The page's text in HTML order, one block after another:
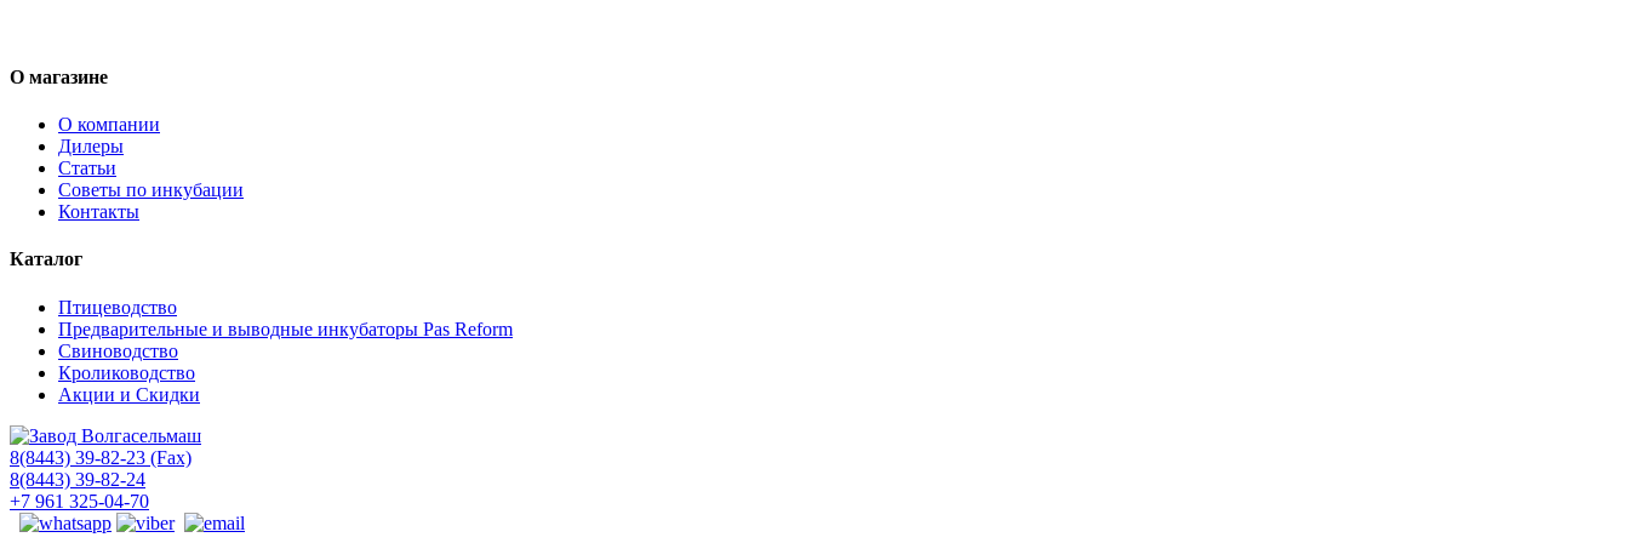
О магазине
О компании
Дилеры
Статьи
Советы по инкубации
Контакты
Каталог
Птицеводство
Предварительные и выводные инкубаторы Pas Reform
Свиноводство
Кролиководство
Акции и Скидки
8(8443) 39-82-23 (Fax)
8(8443) 39-82-24
+7 961 325-04-70